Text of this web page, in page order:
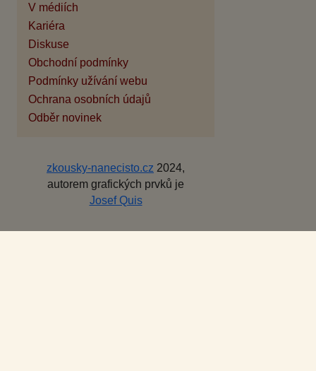
V médiích
Kariéra
Diskuse
Obchodní podmínky
Podmínky užívání webu
Ochrana osobních údajů
Odběr novinek
zkousky-nanecisto.cz 2024,
autorem grafických prvků je
Josef Quis